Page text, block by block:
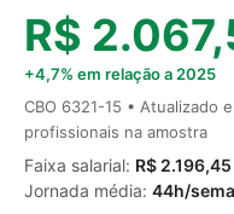
R$
+4,7% em relação a 2025
CBO 6321-15 • Atualizado
profissionais na amostra
Faixa salarial: R$ 2.196,45
Jornada média: 44h/